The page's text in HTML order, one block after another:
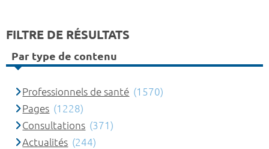
FILTRE DE RÉSULTATS
Par type de contenu
Professionnels de santé (1570)
Pages (1228)
Consultations (371)
Actualités (244)